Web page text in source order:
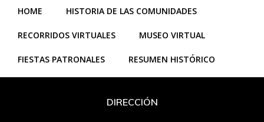
HOME HISTORIA DE LAS COMUNIDADES
RECORRIDOS VIRTUALES MUSEO VIRTUAL
FIESTAS PATRONALES RESUMEN HISTÓRICO
DIRECCIÓN